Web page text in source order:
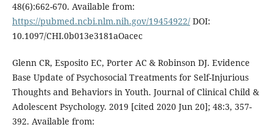
48(6):662-670. Available from:
https://pubmed.ncbi.nlm.nih.gov/19454922/DOI:
10.1097/CHI.0b013e3181aOacec
Glenn CR, Esposito EC, Porter AC & Robinson DJ. Evidence
Base Update of Psychosocial Treatments for Self-Injurious
Thoughts and Behaviors in Youth. Journal of Clinical Child &
Adolescent Psychology. 2019 [cited 2020 Jun 20]; 48:3, 357-
392. Available from: